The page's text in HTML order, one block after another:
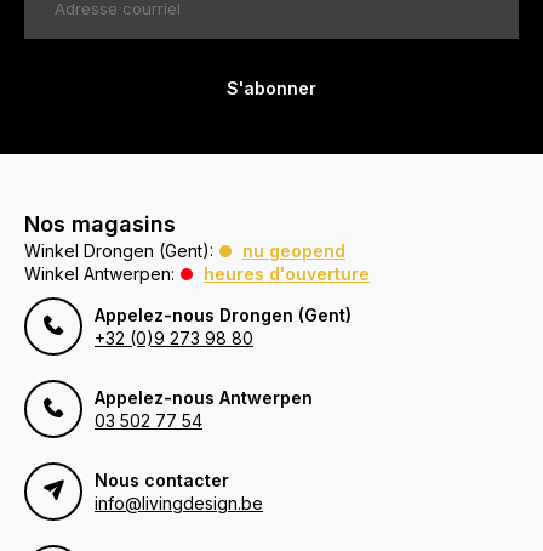
S'abonner
Nos magasins
Winkel Drongen (Gent):
nu geopend
Winkel Antwerpen:
heures d'ouverture
Appelez-nous Drongen (Gent)
+32 (0)9 273 98 80
Appelez-nous Antwerpen
03 502 77 54
Nous contacter
info@livingdesign.be